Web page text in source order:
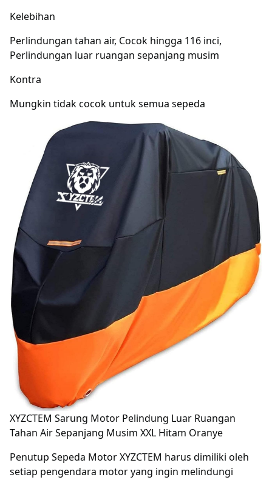
Kelebihan
Perlindungan tahan air, Cocok hingga 116 inci,
Perlindungan luar ruangan sepanjang musim
Kontra
Mungkin tidak cocok untuk semua sepeda
XYZCTEM Sarung Motor Pelindung Luar Ruangan
Tahan Air Sepanjang Musim XXL Hitam Oranye
Penutup Sepeda Motor XYZCTEM harus dimiliki oleh
setiap pengendara motor yang ingin melindungi